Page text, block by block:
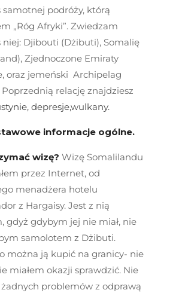
samotnej podróży, którą
„Róg Afryki”. Zwiedzam
niej: Djibouti (Dżibuti), Somalię
Zjednoczone Emiraty
oraz jemeński Archipelag
Poprzednią relację znajdziesz
depresje,wulkany.
informacje ogólne.
wizę? Wizę Somalilandu
przez Internet, od
menadżera hotelu
z Hargaisy. Jest z nią
gdyż gdybym jej nie miał, nie
samolotem z Dżibuti.
można ją kupić na granicy- nie
miałem okazji sprawdzić. Nie
żadnych problemów z odprawą